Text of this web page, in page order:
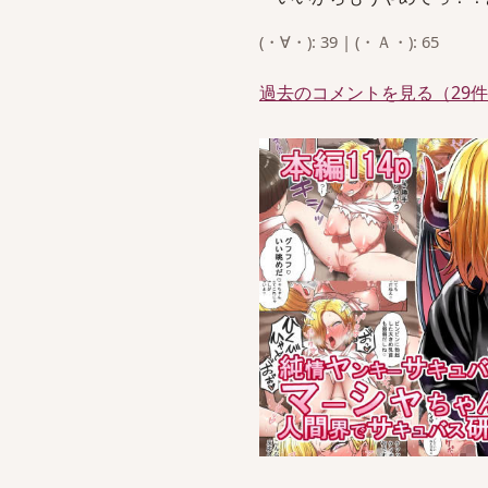
(・∀・): 39 | (・Ａ・): 65
過去のコメントを見る（29